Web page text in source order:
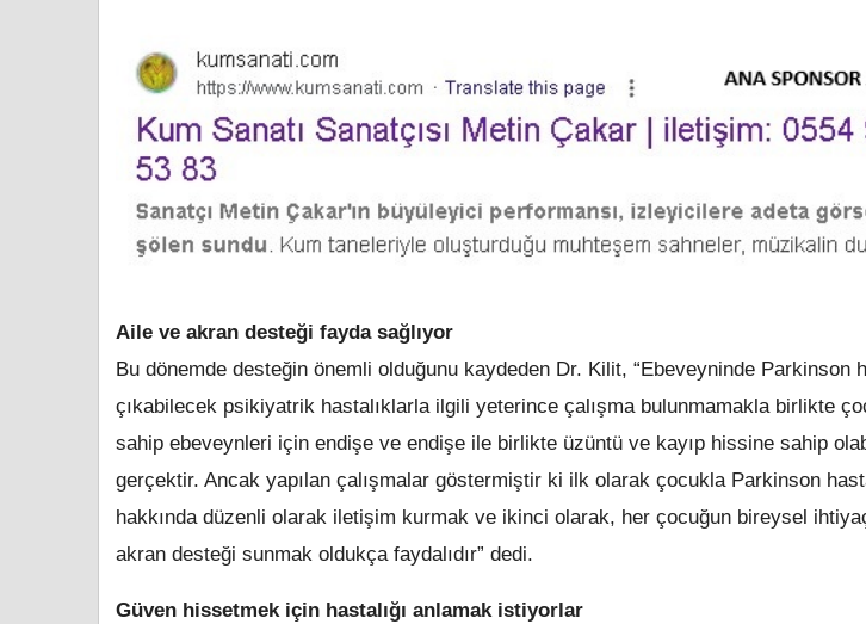
Aile ve akran desteği fayda sağlıyor
Bu dönemde desteğin önemli olduğunu kaydeden Dr. Kilit, “Ebeveyninde Parkinson
çıkabilecek psikiyatrik hastalıklarla ilgili yeterince çalışma bulunmamakla birlikte
sahip ebeveynleri için endişe ve endişe ile birlikte üzüntü ve kayıp hissine sahip
gerçektir. Ancak yapılan çalışmalar göstermiştir ki ilk olarak çocukla Parkinson
hakkında düzenli olarak iletişim kurmak ve ikinci olarak, her çocuğun bireysel
akran desteği sunmak oldukça faydalıdır” dedi.
Güven hissetmek için hastalığı anlamak istiyorlar